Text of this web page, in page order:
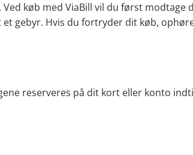
køb med ViaBill vil du først modtage
gebyr. Hvis du fortryder dit køb,
reserveres på dit kort eller konto